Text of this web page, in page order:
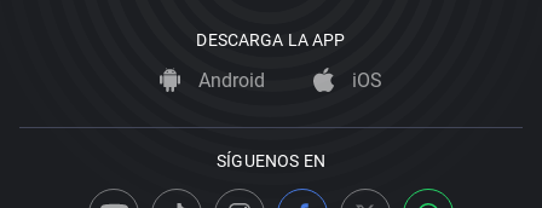
DESCARGA LA APP
Android iOS
SÍGUENOS EN